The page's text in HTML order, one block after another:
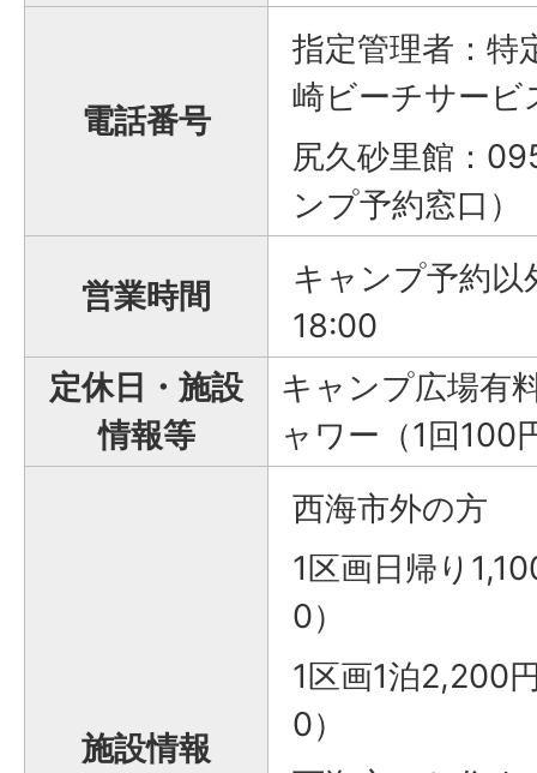
電話番号
指定管理者：特
崎ビーチサービ
尻久砂里館：
ンプ予約窓口）
営業時間
キャンプ予約
18:00
定休日・施設
情報等
キャンプ広場有
ャワー（1回100
施設情報
西海市外の方
1区画日帰り
0）
1区画1泊2,200
0）